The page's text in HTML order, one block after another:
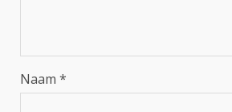
Naam *